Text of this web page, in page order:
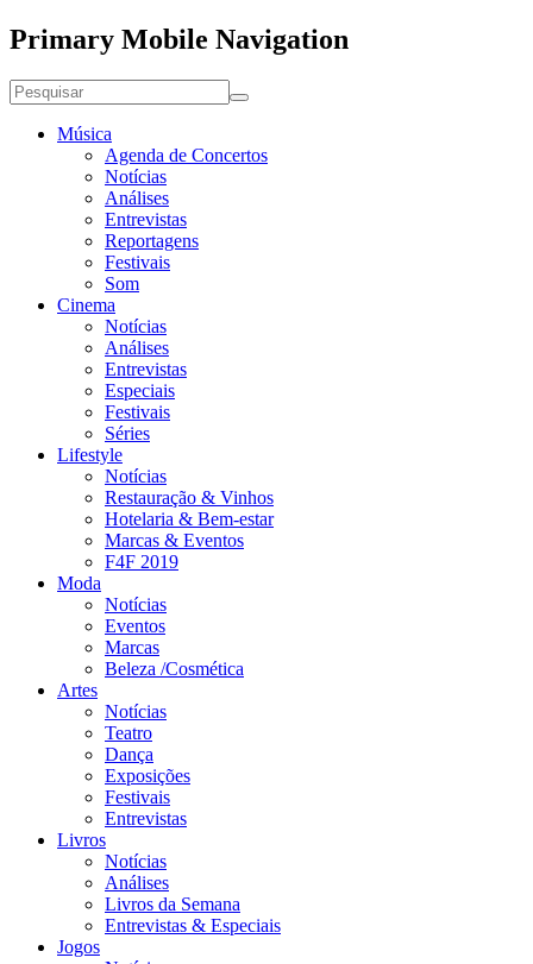
Primary Mobile Navigation
Música
Agenda de Concertos
Notícias
Análises
Entrevistas
Reportagens
Festivais
Som
Cinema
Notícias
Análises
Entrevistas
Especiais
Festivais
Séries
Lifestyle
Notícias
Restauração & Vinhos
Hotelaria & Bem-estar
Marcas & Eventos
F4F 2019
Moda
Notícias
Eventos
Marcas
Beleza /Cosmética
Artes
Notícias
Teatro
Dança
Exposições
Festivais
Entrevistas
Livros
Notícias
Análises
Livros da Semana
Entrevistas & Especiais
Jogos